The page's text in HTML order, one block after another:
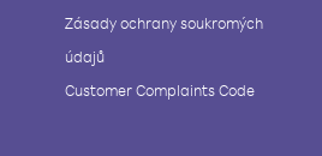
Zásady ochrany soukromých
údajů
Customer Complaints Code